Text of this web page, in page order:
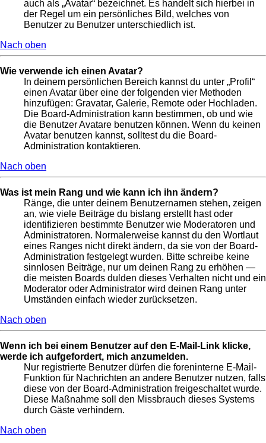
auch als „Avatar“ bezeichnet. Es handelt sich hierbei in
der Regel um ein persönliches Bild, welches von
Benutzer zu Benutzer unterschiedlich ist.
Nach oben
Wie verwende ich einen Avatar?
In deinem persönlichen Bereich kannst du unter „Profil“
einen Avatar über eine der folgenden vier Methoden
hinzufügen: Gravatar, Galerie, Remote oder Hochladen.
Die Board-Administration kann bestimmen, ob und wie
die Benutzer Avatare benutzen können. Wenn du keinen
Avatar benutzen kannst, solltest du die Board-
Administration kontaktieren.
Nach oben
Was ist mein Rang und wie kann ich ihn ändern?
Ränge, die unter deinem Benutzernamen stehen, zeigen
an, wie viele Beiträge du bislang erstellt hast oder
identifizieren bestimmte Benutzer wie Moderatoren und
Administratoren. Normalerweise kannst du den Wortlaut
eines Ranges nicht direkt ändern, da sie von der Board-
Administration festgelegt wurden. Bitte schreibe keine
sinnlosen Beiträge, nur um deinen Rang zu erhöhen —
die meisten Boards dulden dieses Verhalten nicht und ein
Moderator oder Administrator wird deinen Rang unter
Umständen einfach wieder zurücksetzen.
Nach oben
Wenn ich bei einem Benutzer auf den E-Mail-Link klicke,
werde ich aufgefordert, mich anzumelden.
Nur registrierte Benutzer dürfen die foreninterne E-Mail-
Funktion für Nachrichten an andere Benutzer nutzen, falls
diese von der Board-Administration freigeschaltet wurde.
Diese Maßnahme soll den Missbrauch dieses Systems
durch Gäste verhindern.
Nach oben